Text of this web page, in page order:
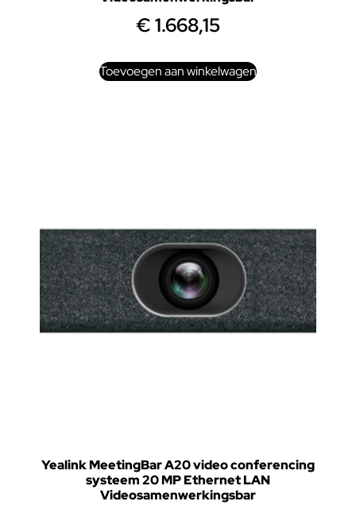
€1.668,15
Toevoegen aan winkelwagen
Yealink MeetingBar A20 video conferencing
systeem 20 MP Ethernet LAN
Videosamenwerkingsbar